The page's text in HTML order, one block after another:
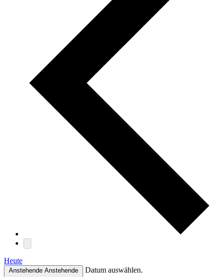
Heute
Anstehende Anstehende Datum auswählen.